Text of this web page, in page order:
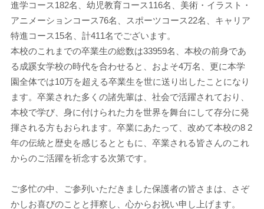
進学コース182名、幼児教育コース116名、美術・イラスト・
アニメーションコース76名、スポーツコース22名、キャリア
特進コース15名、計411名でございます。
本校のこれまでの卒業生の総数は33959名、本校の前身であ
る成蹊女学校の時代を合わせると、およそ4万名、更に本学
園全体では10万を超える卒業生を世に送り出したことになり
ます。卒業された多くの諸先輩は、社会で活躍されており、
本校で学び、身に付けられた力を世界を舞台にして存分に発
揮される方もおられます。卒業にあたって、改めて本校の8 2
年の伝統と歴史を感じるとともに、卒業される皆さんのこれ
からのご活躍を祈念する次第です。
ご多忙の中、ご参列いただきました保護者の皆さまは、さぞ
かしお喜びのことと拝察し、心からお祝い申し上げます。